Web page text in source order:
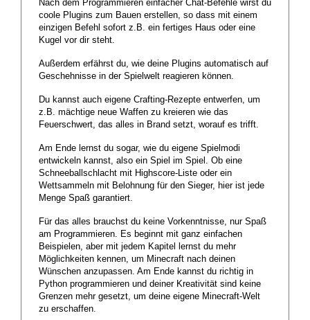
Nach dem Programmieren einfacher Chat-Befehle wirst du
coole Plugins zum Bauen erstellen, so dass mit einem
einzigen Befehl sofort z.B. ein fertiges Haus oder eine
Kugel vor dir steht.
Außerdem erfährst du, wie deine Plugins automatisch auf
Geschehnisse in der Spielwelt reagieren können.
Du kannst auch eigene Crafting-Rezepte entwerfen, um
z.B. mächtige neue Waffen zu kreieren wie das
Feuerschwert, das alles in Brand setzt, worauf es trifft.
Am Ende lernst du sogar, wie du eigene Spielmodi
entwickeln kannst, also ein Spiel im Spiel. Ob eine
Schneeballschlacht mit Highscore-Liste oder ein
Wettsammeln mit Belohnung für den Sieger, hier ist jede
Menge Spaß garantiert.
Für das alles brauchst du keine Vorkenntnisse, nur Spaß
am Programmieren. Es beginnt mit ganz einfachen
Beispielen, aber mit jedem Kapitel lernst du mehr
Möglichkeiten kennen, um Minecraft nach deinen
Wünschen anzupassen. Am Ende kannst du richtig in
Python programmieren und deiner Kreativität sind keine
Grenzen mehr gesetzt, um deine eigene Minecraft-Welt
zu erschaffen.